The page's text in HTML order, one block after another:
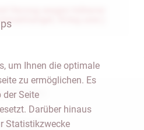
Krieg usw.)
Dresden
um Ihnen die optimale
zu ermöglichen. Es
der Seite
Darüber hinaus
Statistikzwecke